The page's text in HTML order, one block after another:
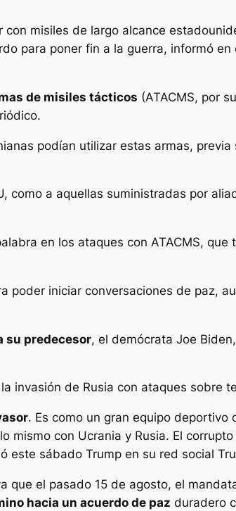
con misiles de largo alcance
para poner fin a la guerra, informó en
de misiles tácticos (ATACMS, por
podían utilizar estas armas,
como a aquellas suministradas por
en los ataques con ATACMS, que
poder iniciar conversaciones de paz,
su predecesor, el demócrata Joe
invasión de Rusia con ataques sobre
. Es como un gran equipo deportivo
mismo con Ucrania y Rusia. El
este sábado Trump en su red social
que el pasado 15 de agosto, el
hacia un acuerdo de paz duradero